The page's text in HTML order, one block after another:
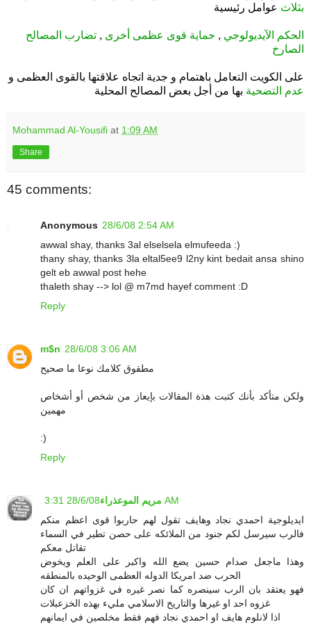
بثلاث عوامل رئيسية
الحكم الآيديولوجي , حماية قوى عظمى أخرى , تضارب المصالح
الصارخ
على الكويت التعامل باهتمام و جدية اتجاه علاقتها بالقوى العظمى و
عدم التضحية بها من أجل بعض المصالح المحلية
Mohammad Al-Yousifi at 1:09 AM
Share
45 comments:
Anonymous 28/6/08 2:54 AM
awwal shay, thanks 3al elselsela elmufeeda :)
thany shay, thanks 3la eltal5ee9 l2ny kint bedait ansa shino
gelt eb awwal post hehe
thaleth shay --> lol @ m7md hayef comment :D
Reply
m$n 28/6/08 3:06 AM
مطقوق كلامك نوعا ما صحيح
ولكن متأكد بأنك كتبت هذة المقالات بإيعاز من شخص أو أشخاص
مهمين
:)
Reply
مريم الموعذراء 28/6/08 3:31 AM
ايديلوجية احمدي نجاد وهايف تقول لهم حاربوا قوى اعظم منكم
فالرب سيرسل لكم جنود من الملائكه على حصن تطير في السماء
تقاتل معكم
وهذا ماجعل صدام حسين يضع الله واكبر على العلم ويخوض
الحرب ضد امريكا الدوله العظمى الوحيده بالمنطقه
فهو يعتقد بان الرب سينصره كما نصر غيره في غزواتهم ان كان
غزوه احد او غيرها والتاريخ الاسلامي مليء بهذه الخزعبلات
اذا لانلوم هايف او احمدي نجاد فهم فقط مخلصين في ايمانهم